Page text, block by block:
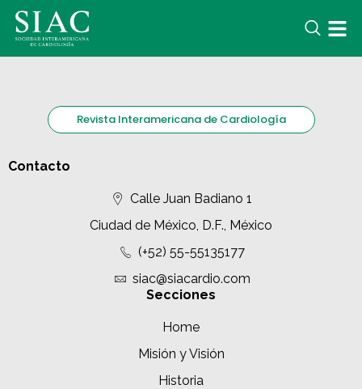
Revista Interamericana de Cardiología
Contacto
Calle Juan Badiano 1
Ciudad de México, D.F., México
(+52) 55-55135177
siac@siacardio.com
Secciones
Home
Misión y Visión
Historia